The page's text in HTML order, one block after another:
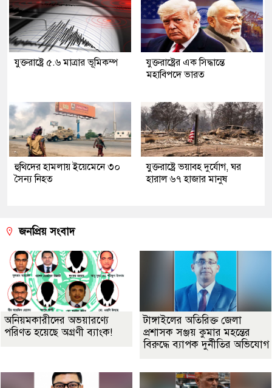
যুক্তরাষ্ট্রে ৫.৬ মাত্রার ভূমিকম্প
যুক্তরাষ্ট্রের এক সিদ্ধান্তে
মহাবিপদে ভারত
হুথিদের হামলায় ইয়েমেনে ৩০
সৈন্য নিহত
যুক্তরাষ্ট্রে ভয়াবহ দুর্যোগ, ঘর
হারাল ৬৭ হাজার মানুষ
জনপ্রিয় সংবাদ
অনিয়মকারীদের অভয়ারণ্যে
পরিণত হয়েছে অগ্রণী ব্যাংক!
টাঙ্গাইলের অতিরিক্ত জেলা
প্রশাসক সঞ্জয় কুমার মহন্তের
বিরুদ্ধে ব্যাপক দুর্নীতির অভিযোগ